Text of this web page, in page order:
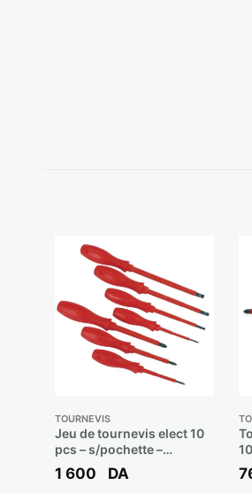
TOURNEVIS
Jeu de tournevis elect 10
pcs – s/pochette –
sibate**
1 600 DA